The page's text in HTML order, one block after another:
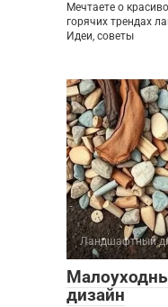
Мечтаете о
горячих трендах
Идеи, советы
Ландшафтный
дизайн